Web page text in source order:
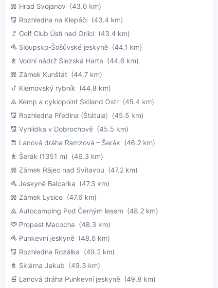
Hrad Svojanov (43.0 km)
Rozhledna na Klepáči (43.4 km)
Golf Club Ústí nad Orlicí(43.4 km)
Sloupsko-Šošůvské jeskyně (44.1 km)
Vodní nádrž Slezská Harta (44.6 km)
Zámek Kunštát (44.7 km)
Klemovský rybník (44.8 km)
Kemp a cyklopoint Skiland Ostr (45.4 km)
Rozhledna Předina (Štátula) (45.5 km)
Vyhlídka v Dobrochově (45.5 km)
Lanová dráha Ramzová – Šerák (46.2 km)
Šerák (1351 m) (46.3 km)
Zámek Rájec nad Svitavou (47.2 km)
Jeskyně Balcarka (47.3 km)
Zámek Lysice (47.6 km)
Autocamping Pod Černým lesem (48.2 km)
Propast Macocha (48.3 km)
Punkevní jeskyně (48.6 km)
Rozhledna Rozálka (49.2 km)
Sklárna Jakub (49.3 km)
Lanová dráha Punkevní jeskyně (49.8 km)